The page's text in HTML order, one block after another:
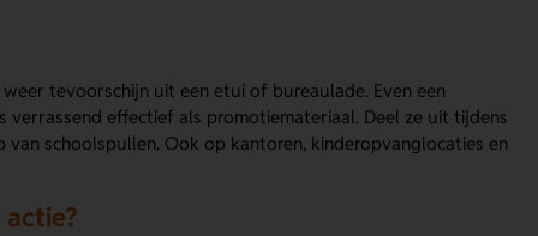
tevoorschijn uit een etui of bureaulade. Even een
effectief als promotiemateriaal. Deel ze uit tijdens
schoolspullen. Ook op kantoren, kinderopvanglocaties en